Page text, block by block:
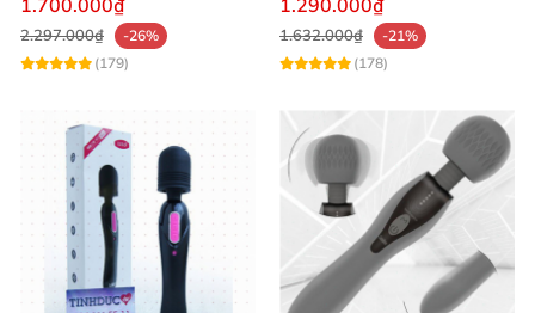
1.700.000₫
2.297.000₫
-26%
(179)
1.290.000₫
1.632.000₫
-21%
(178)